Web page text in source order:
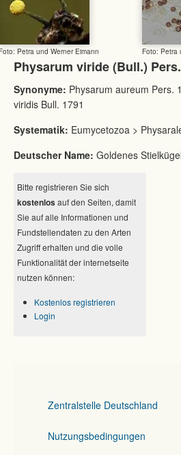
Petra und Werner Eimann Foto: Petra
Physarum viride (Bull.)
Synonyme: Physarum aureum Pers.
viridis Bull. 1791
Systematik: Eumycetozoa >
Deutscher Name: Goldenes
Bitte registrieren Sie sich
kostenlos auf den Seiten, damit
Sie auf alle Informationen und
Fundstellendaten zu den Arten
Zugriff erhalten und die volle
Funktionalität der internetseite
nutzen können:
Kostenlos registrieren
Login
Zentralstelle Deutschland
Nutzungsbedingungen